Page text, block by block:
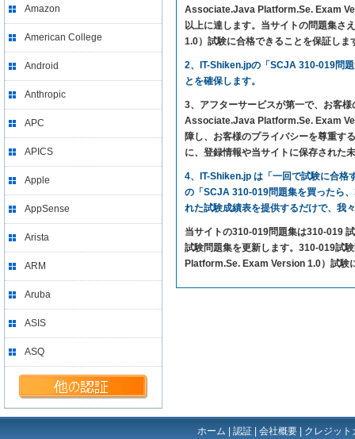
Amazon
American College
Android
Anthropic
APC
APICS
Apple
AppSense
Arista
ARM
Aruba
ASIS
ASQ
Associate.Java Platform.Se. Exam
以上に達します。当サイトの問題集
1.0）試験に合格できることを保証しま
2、IT-Shiken.jpの「SCJA 310-019問
とを確保します。
3、アフターサービスが第一で、お客
Associate.Java Platform.Se. Exam
障し、お客様のプライバシーを尊重す
に、登録情報や当サイトに保存された
4、IT-Shiken.jp は「一回で試験に合格
の「SCJA 310-019問題集を買ったら
れた試験成績表を提供するだけで、我
当サイトの310-019問題集は310-019
試験問題集を更新します。310-019試
Platform.Se. Exam Version 1.0）試験
ホーム 認証 会社概要 クレジッ